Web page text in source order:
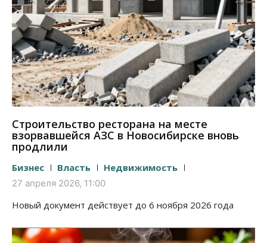
Строительство ресторана на месте
взорвавшейся АЗС в Новосибирске вновь
продлили
Бизнес Власть Недвижимость
27 апреля 2026, 11:00
Новый документ действует до 6 ноября 2026 года